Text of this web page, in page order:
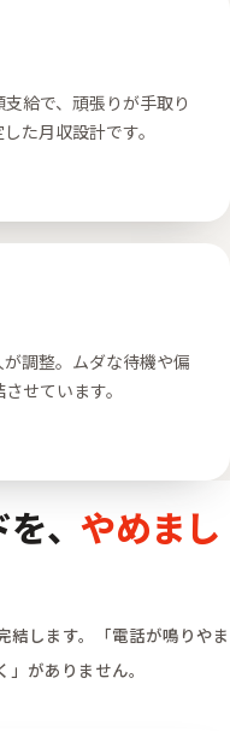
給で、頑張りが手取り
た月収設計です。
調整。ムダな待機や偏
せています。
を、やめまし
します。
「電話が鳴りやま
がありません。